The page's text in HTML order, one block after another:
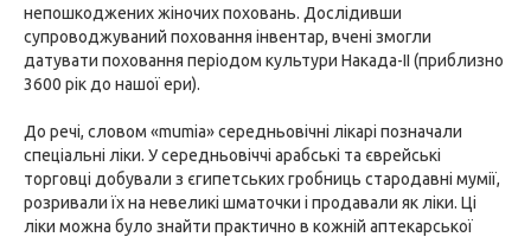
непошкоджених жіночих поховань. Дослідивши
супроводжуваний поховання інвентар, вчені змогли
датувати поховання періодом культури Накада-II (приблизно
3600 рік до нашої ери).
До речі, словом «mumia» середньовічні лікарі позначали
спеціальні ліки. У середньовіччі арабські та єврейські
торговці добували з єгипетських гробниць стародавні мумії,
розривали їх на невеликі шматочки і продавали як ліки. Ці
ліки можна було знайти практично в кожній аптекарської